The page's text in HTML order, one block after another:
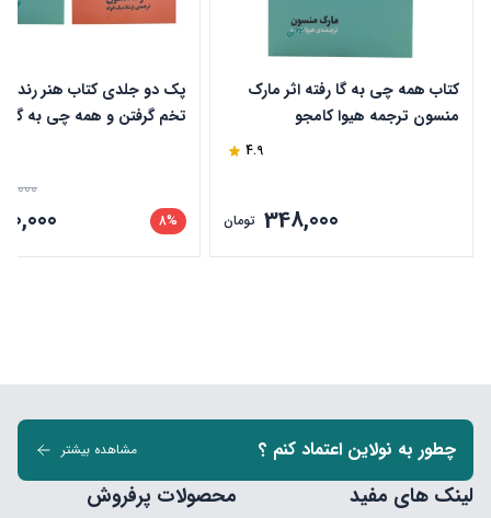
کتاب همه چی به گا رفته اثر مارک
منسون ترجمه هیوا کامجو
4.9
348,000 تومان
پک دو جلدی کتاب هنر
تخم گرفتن و همه چی به گا
8%
چطور به نولاین اعتماد کنم ؟ مشاهده بیشتر
لینک های مفید محصولات پرفروش